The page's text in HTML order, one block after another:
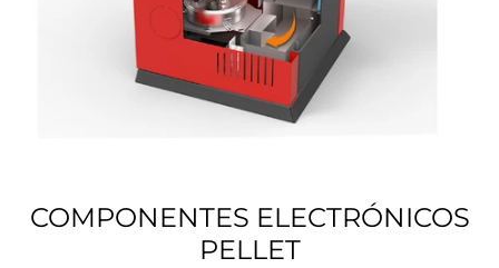
COMPONENTES ELECTRÓNICOS
PELLET